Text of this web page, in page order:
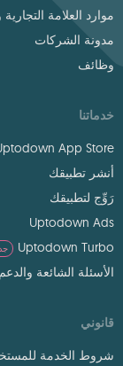
موارد العلامة
مدونة الشركات
وظائف
خدماتنا
App Store
أنشر تطبيقك
رَوِّج لتطبيقك
Uptodown Ads
Uptodown Turbo
الأسئلة الشائعة والدعم
قانوني
شروط الخدمة